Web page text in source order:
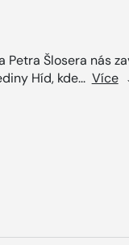
Šlosera nás
Híd, kde... Více